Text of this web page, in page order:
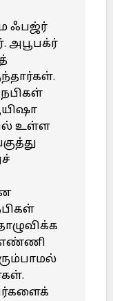
ஃபஜ்ர்
அபூபக்ர்
உள்ள
எண்ணி